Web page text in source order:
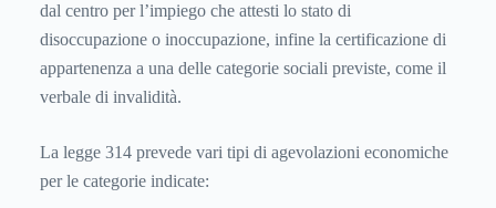
dal centro per l’impiego che attesti lo stato di
disoccupazione o inoccupazione, infine la certificazione di
appartenenza a una delle categorie sociali previste, come il
verbale di invalidità.
La legge 314 prevede vari tipi di agevolazioni economiche
per le categorie indicate: